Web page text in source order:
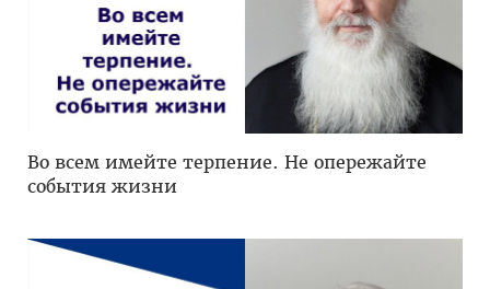
Во всем имейте терпение. Не опережайте
события жизни